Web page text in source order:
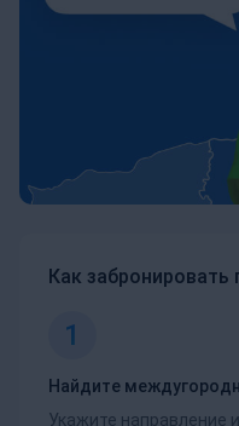
Как забронировать
1
Найдите
Укажите направление